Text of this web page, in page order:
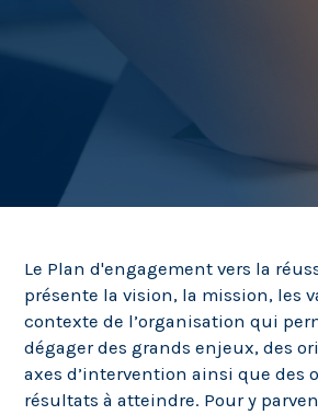
Le Plan d'engagement vers la
présente la vision, la mission, les
contexte de l’organisation qui
dégager des grands enjeux, des
axes d’intervention ainsi que des
résultats à atteindre. Pour y